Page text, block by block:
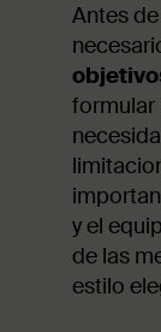
Antes
formular
y el
de las
estilo